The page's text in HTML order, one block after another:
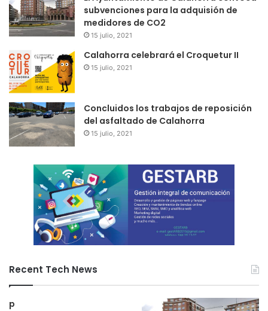
subvenciones para la adquisión de
medidores de CO2
15 julio, 2021
Calahorra celebrará el Croquetur II
15 julio, 2021
Concluidos los trabajos de reposición
del asfaltado de Calahorra
15 julio, 2021
Recent Tech News
p